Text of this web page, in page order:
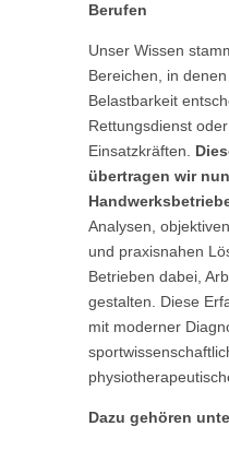
Berufen
Unser Wissen
Bereichen, in
Belastbarkeit
Rettungsdienst
Einsatzkräften.
übertragen wir
Analysen,
und praxisnahen
Betrieben dabei,
gestalten. Diese
mit moderner
Dazu gehören